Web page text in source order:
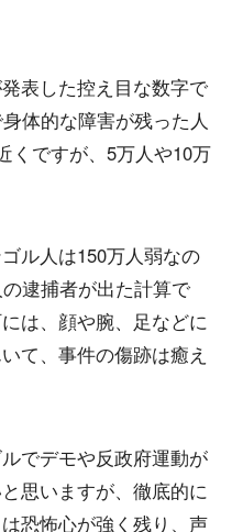
表した控え目な数字で
体的な障害が残った人
くですが、5万人や10万
ル人は150万人弱なの
逮捕者が出た計算で
は、顔や腕、足などに
て、事件の傷跡は癒え
でデモや反政府運動が
思いますが、徹底的に
恐怖心が強く残り、声